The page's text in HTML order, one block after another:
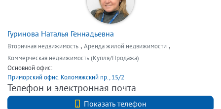
Гуринова Наталья Геннадьевна
Вторичная недвижимость , Аренда жилой недвижимости ,
Коммерческая недвижимость (Купля/Продажа)
Основной офис:
Приморский офис. Коломяжский пр., 15/2
Телефон и электронная почта
Показать телефон